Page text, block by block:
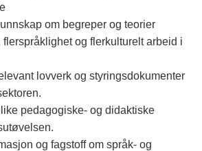
om begreper og teorier
flerspråklighet og flerkulturelt arbeid i
lovverk og styringsdokumenter
pedagogiske- og didaktiske
og fagstoff om språk- og